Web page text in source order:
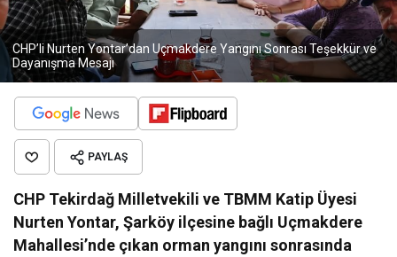
CHP’li Nurten Yontar’dan Uçmakdere Yangını Sonrası Teşekkür ve
Dayanışma Mesajı
PAYLAŞ
CHP Tekirdağ Milletvekili ve TBMM Katip Üyesi
Nurten Yontar, Şarköy ilçesine bağlı Uçmakdere
Mahallesi’nde çıkan orman yangını sonrasında